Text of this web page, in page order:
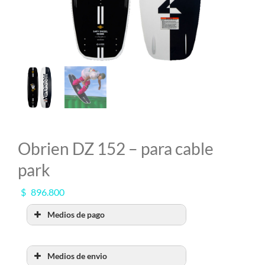
Obrien DZ 152 – para cable
park
$ 896.800
Medios de pago
Medios de envio